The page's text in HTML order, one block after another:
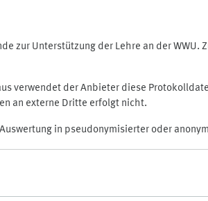
zur Unterstützung der Lehre an der WWU.
verwendet der Anbieter diese
an externe Dritte erfolgt nicht.
in pseudonymisierter oder